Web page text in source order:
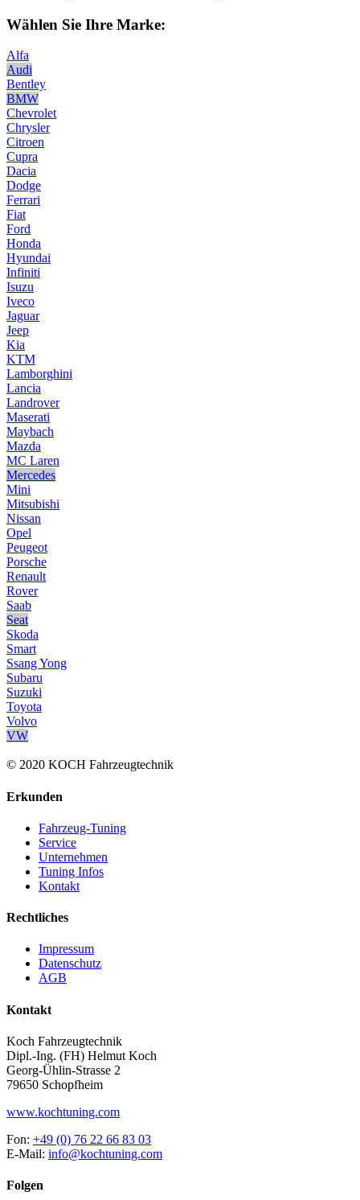
Wählen Sie Ihre Marke:
Alfa
Audi
Bentley
BMW
Chevrolet
Chrysler
Citroen
Cupra
Dacia
Dodge
Ferrari
Fiat
Ford
Honda
Hyundai
Infiniti
Isuzu
Iveco
Jaguar
Jeep
Kia
KTM
Lamborghini
Lancia
Landrover
Maserati
Maybach
Mazda
MC Laren
Mercedes
Mini
Mitsubishi
Nissan
Opel
Peugeot
Porsche
Renault
Rover
Saab
Seat
Skoda
Smart
Ssang Yong
Subaru
Suzuki
Toyota
Volvo
VW
© 2020 KOCH Fahrzeugtechnik
Erkunden
Fahrzeug-Tuning
Service
Unternehmen
Tuning Infos
Kontakt
Rechtliches
Impressum
Datenschutz
AGB
Kontakt
Koch Fahrzeugtechnik
Dipl.-Ing. (FH) Helmut Koch
Georg-Ühlin-Strasse 2
79650 Schopfheim
www.kochtuning.com
Fon: +49 (0) 76 22 66 83 03
E-Mail: info@kochtuning.com
Folgen